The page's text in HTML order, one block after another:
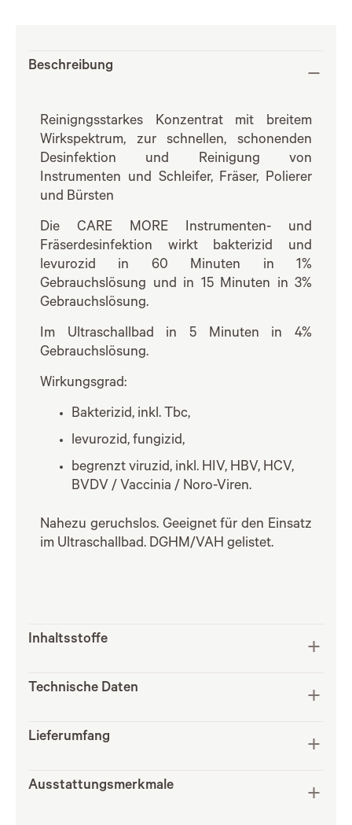
Beschreibung
Reinigngsstarkes Konzentrat mit breitem
Wirkspektrum, zur schnellen, schonenden
Desinfektion und Reinigung von
Instrumenten und Schleifer, Fräser, Polierer
und Bürsten
Die CARE MORE Instrumenten- und
Fräserdesinfektion wirkt bakterizid und
levurozid in 60 Minuten in 1%
Gebrauchslösung und in 15 Minuten in 3%
Gebrauchslösung.
Im Ultraschallbad in 5 Minuten in 4%
Gebrauchslösung.
Wirkungsgrad:
Bakterizid, inkl. Tbc,
levurozid, fungizid,
begrenzt viruzid, inkl. HIV, HBV, HCV,
BVDV / Vaccinia / Noro-Viren.
Nahezu geruchslos. Geeignet für den Einsatz
im Ultraschallbad. DGHM/VAH gelistet.
Inhaltsstoffe
Technische Daten
Lieferumfang
Ausstattungsmerkmale